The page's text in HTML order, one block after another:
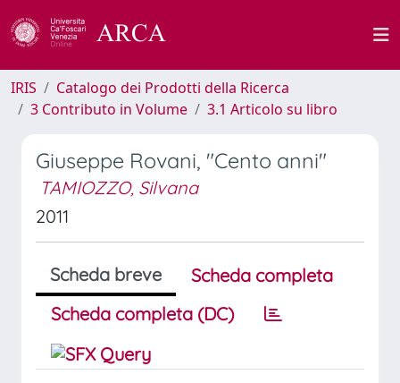
IRIS
Catalogo dei Prodotti della Ricerca
3 Contributo in Volume
3.1 Articolo su libro
Giuseppe Rovani, "Cento anni"
TAMIOZZO, Silvana
2011
Scheda breve
Scheda completa
Scheda completa (DC)